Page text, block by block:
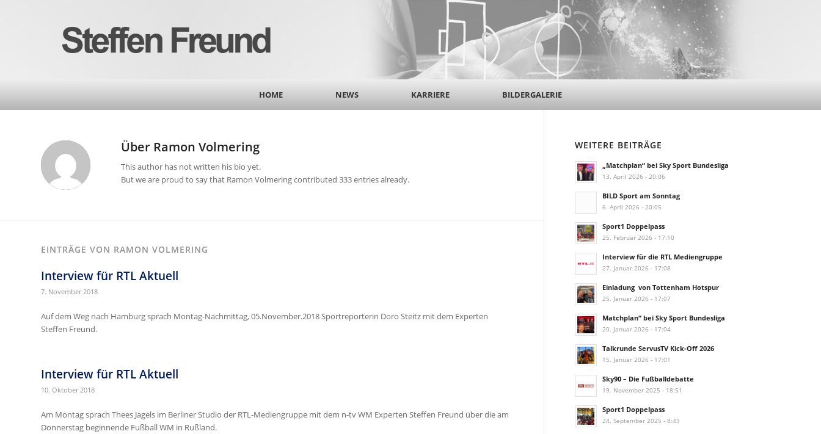
HOME NEWS KARRIERE BILDERGALERIE
Über Ramon Volmering
This author has not written his bio yet.
But we are proud to say that Ramon Volmeringcontributed 333 entries already.
EINTRÄGE VON RAMON VOLMERING
Interview für RTL Aktuell
7. November 2018
Auf dem Weg nach Hamburg sprach Montag-Nachmittag, 05.November.2018 Sportreporterin Doro Steitz mit dem Experten
Steffen Freund.
Interview für RTL Aktuell
10. Oktober 2018
Am Montag sprach Thees Jagels im Berliner Studio der RTL-Mediengruppe mit dem n-tv WM Experten Steffen Freund über die am
Donnerstag beginnende Fußball WM in Rußland.
WEITERE BEITRÄGE
„Matchplan“ bei Sky Sport Bundesliga
13. April 2026 - 20:06
BILD Sport am Sonntag
6. April 2026 - 20:05
Sport1 Doppelpass
25. Februar 2026 - 17:10
Interview für die RTL Mediengruppe
27. Januar 2026 - 17:08
Einladung von Tottenham Hotspur
25. Januar 2026 - 17:07
Matchplan“ bei Sky Sport Bundesliga
20. Januar 2026 - 17:04
Talkrunde ServusTV Kick-Off 2026
15. Januar 2026 - 17:01
Sky90 – Die Fußballdebatte
19. November 2025 - 18:51
Sport1 Doppelpass
24. September 2025 - 8:43